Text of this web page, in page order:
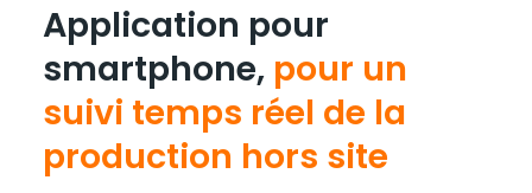
Application pour
smartphone, pour un
suivi temps réel de la
production hors site